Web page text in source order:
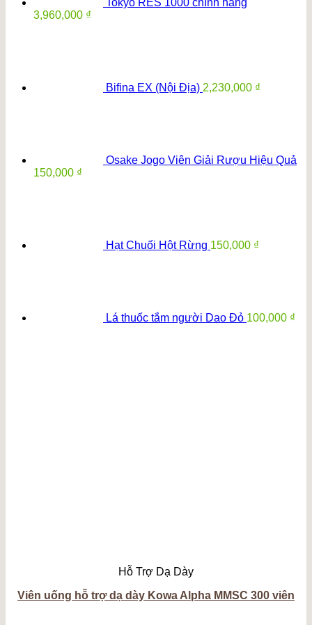
Tokyo RES 1000 chính hãng
3,960,000 ₫
Bifina EX (Nội Địa) 2,230,000 ₫
Osake Jogo Viên Giải Rượu Hiệu Quả
150,000 ₫
Hạt Chuối Hột Rừng 150,000 ₫
Lá thuốc tắm người Dao Đỏ 100,000 ₫
Hỗ Trợ Dạ Dày
Viên uống hỗ trợ dạ dày Kowa Alpha MMSC 300 viên